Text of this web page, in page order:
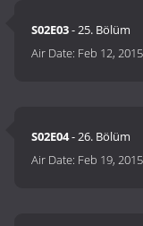
S02E03- 25. Bölüm
Air Date: Feb 12,
S02E04- 26. Bölüm
Air Date: Feb 19,